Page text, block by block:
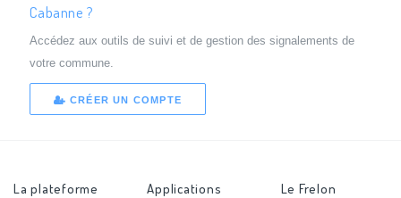
Cabanne ?
Accédez aux outils de suivi et de gestion des signalements de
votre commune.
CRÉER UN COMPTE
La plateforme
Applications
Le Frelon